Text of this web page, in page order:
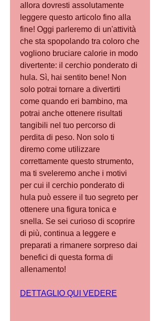
allora dovresti assolutamente
leggere questo articolo fino alla
fine! Oggi parleremo di un'attività
che sta spopolando tra coloro che
vogliono bruciare calorie in modo
divertente: il cerchio ponderato di
hula. Sì, hai sentito bene! Non
solo potrai tornare a divertirti
come quando eri bambino, ma
potrai anche ottenere risultati
tangibili nel tuo percorso di
perdita di peso. Non solo ti
diremo come utilizzare
correttamente questo strumento,
ma ti sveleremo anche i motivi
per cui il cerchio ponderato di
hula può essere il tuo segreto per
ottenere una figura tonica e
snella. Se sei curioso di scoprire
di più, continua a leggere e
preparati a rimanere sorpreso dai
benefici di questa forma di
allenamento!
DETTAGLIO QUI VEDERE